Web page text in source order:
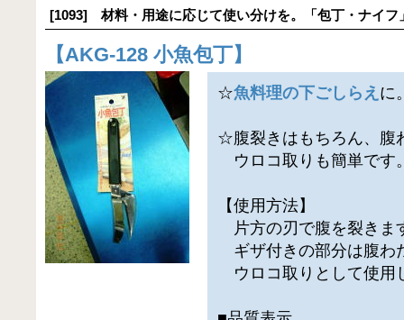
[1093] 材料・用途に応じて使い分けを。「包丁・ナイフ
【AKG-128 小魚包丁】
☆魚料理の下ごしらえ に
☆腹裂きはもちろん、腹
ウロコ取りも簡単です
【使用方法】
片方の刃で腹を裂きま
ギザ付きの部分は腹わ
ウロコ取りとして使用